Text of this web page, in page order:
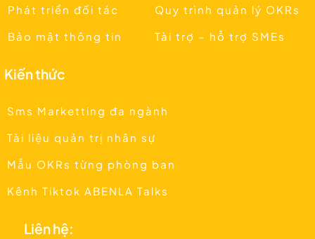
Phát triển đối tác
Bảo mật thông tin
Quy trình quản lý OKRs
Tài trợ – hỗ trợ SMEs
Kiến thức
Sms Marketting đa ngành
Tài liệu quản trị nhân sự
Mẫu OKRs từng phòng ban
Kênh Tiktok ABENLA Talks
Liên hệ: